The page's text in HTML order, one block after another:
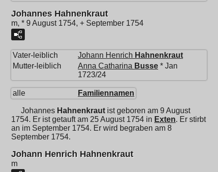
Johannes Hahnenkraut
m, * 9 August 1754, + September 1754
Vater-leiblich Johann Henrich Hahnenkraut
Mutter-leiblich
Anna Catharina Busse * Jan
1723/24
alle Familiennamen
Johannes Hahnenkraut ist geboren am 9 August
1754. Er ist getauft am 25 August 1754 in Exten. Er stirbt
an im September 1754. Er wird begraben am 8
September 1754.
Johann Henrich Hahnenkraut
m